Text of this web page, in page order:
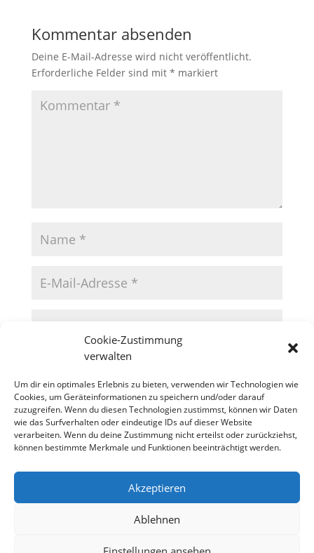
Cookie-Zustimmung
verwalten
Um dir ein optimales Erlebnis zu bieten, verwenden wir Technologien wie
Cookies, um Geräteinformationen zu speichern und/oder darauf
zuzugreifen. Wenn du diesen Technologien zustimmst, können wir Daten
wie das Surfverhalten oder eindeutige IDs auf dieser Website
verarbeiten. Wenn du deine Zustimmung nicht erteilst oder zurückziehst,
können bestimmte Merkmale und Funktionen beeinträchtigt werden.
Akzeptieren
Ablehnen
Kommentar absenden
Deine E-Mail-Adresse wird nicht veröffentlicht.
Erforderliche Felder sind mit * markiert
Datenschutzerklärung
Impressum
Cookie-Richtlinie (EU)